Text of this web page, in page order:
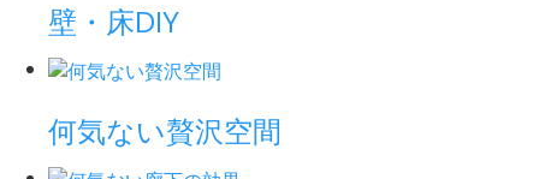
壁・床DIY
何気ない贅沢空間